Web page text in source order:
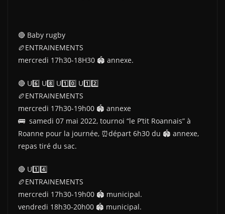
🔴 Baby rugby
🏉ENTRAINEMENTS
mercredi 17h30-18H30 🏟 annexe.
🔴 U6️⃣ U8️⃣ U1️⃣0️⃣ U1️⃣2️⃣
🏉ENTRAINEMENTS
mercredi 17h30-19h00 🏟 annexe
🚌 samedi 07 mai 2022, tournoi “le P’tit Roannais” à
Roanne pour la journée, ⏰départ 6h30 du 🏟 annexe,
repas tiré du sac.
🔴 U1️⃣4️⃣
🏉ENTRAINEMENTS
mercredi 17h30-19h00 🏟 municipal.
vendredi 18h30-20h00 🏟 municipal.